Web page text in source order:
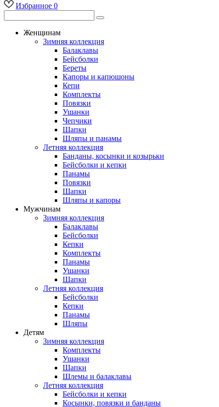
Избранное 0
Женщинам
Зимняя коллекция
Балаклавы
Бейсболки
Береты
Капоры и капюшоны
Кепи
Комплекты
Повязки
Ушанки
Чепчики
Шапки
Шляпы и панамы
Летняя коллекция
Банданы, косынки и козырьки
Бейсболки и кепки
Панамы
Повязки
Шапки
Шляпы и капоры
Мужчинам
Зимняя коллекция
Балаклавы
Бейсболки
Кепки
Комплекты
Панамы
Ушанки
Шапки
Летняя коллекция
Бейсболки
Кепки
Панамы
Шляпы
Детям
Зимняя коллекция
Комплекты
Ушанки
Шапки
Шлемы и балаклавы
Летняя коллекция
Бейсболки и кепки
Косынки, повязки и банданы